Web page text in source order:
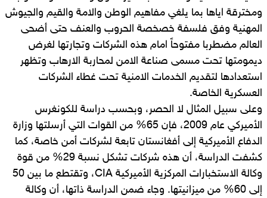
ومخترقة اياها بما يلغي مفاهيم الوطن والامة والقيم والجيوش
المهنية وفق فلسفة خصخصة الحروب والعنف حتى أضحى
العالم مضطربا مفتوحاً امام هذه الشركات وتجارتها لغرض
ديمومتها تحت مسمى صناعة الامن لمحاربة الارهاب وتظهر
استعدادها لتقديم الخدمات الامنية تحت غطاء الشركات
العسكرية الخاصة.
وعلى سبيل المثال لا الحصر، وبحسب دراسة للكونغرس
الأميركي عام 2009، فإن 65% من القوات التي أرسلتها وزارة
الدفاع الأميركية إلى أفغانستان تابعة لشركات أمن خاصة، كما
كشفت الدراسة، أن هذه شركات تشكل نسبة 29% من قوة
وكالة الاستخبارات المركزية الأميركية CIA، وتقتطع ما بين 50
إلى 60% من ميزانيتها. وجاء ضمن الدراسة ذاتها، أن وكالة